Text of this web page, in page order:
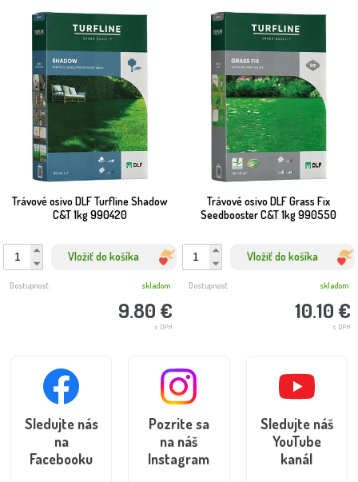
Trávové osivo DLF Turfline Shadow
C&T 1kg 990420
Vložiť do košíka
9.80 €
s DPH
Dostupnosť: skladom
Trávové osivo DLF Grass Fix
Seedbooster C&T 1kg 990550
Vložiť do košíka
10.10 €
s DPH
Dostupnosť: skladom
Sledujte nás
na
Facebooku
Pozrite sa
na náš
Instagram
Sledujte náš
YouTube
kanál